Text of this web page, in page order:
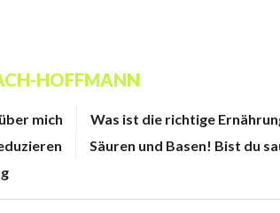
HOFFMANN
mich Was ist die richtige
Säuren und Basen! Bist du